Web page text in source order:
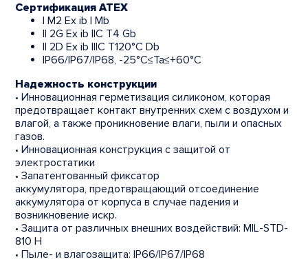
Сертификация ATEX
I M2 Ex ib I Mb
II 2G Ex ib IIC T4 Gb
II 2D Ex ib IIIC T120°C Db
IP66/IP67/IP68, -25°C≤Ta≤+60°C
Надежность конструкции
• Инновационная герметизация силиконом, которая
предотвращает контакт внутренних схем с воздухом и
влагой, а также проникновение влаги, пыли и опасных
газов.
• Инновационная конструкция с защитой от
электростатики
• Запатентованный фиксатор
аккумулятора, предотвращающий отсоединение
аккумулятора от корпуса в случае падения и
возникновение искр.
• Защита от различных внешних воздействий: MIL-STD-
810 H
• Пыле- и влагозащита: IP66/IP67/IP68